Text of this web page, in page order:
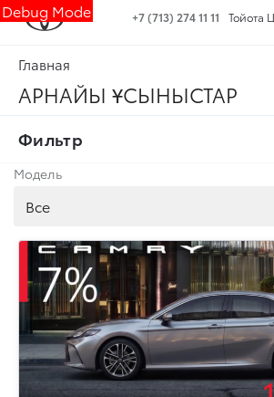
Debug Mode +7 (713) 274 11 11 Тойота
Главная
АРНАЙЫ ҰСЫНЫСТАР
Фильтр
Модель
Все